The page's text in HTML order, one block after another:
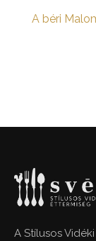
A béri
A Stílusos